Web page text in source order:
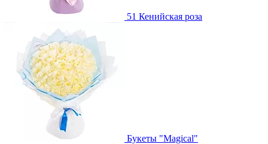
51 Кенийская роза
Букеты "Magical"